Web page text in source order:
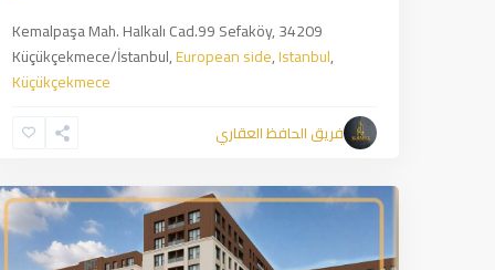
Kemalpaşa Mah. Halkalı Cad.99 Sefaköy, 34209
Küçükçekmece/İstanbul,European side,Istanbul,
Küçükçekmece
فريق الحافظ العقاري
European
side,